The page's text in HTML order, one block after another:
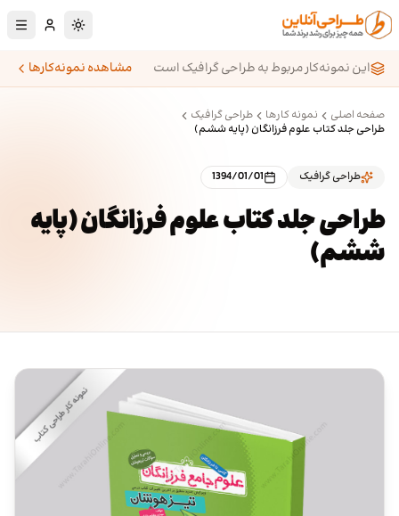
پرش به محتوای اصلی
تغییر به حالت
این نمونه‌کار مربوط به طراحی گرافیک است
مشاهده نمونه‌کارها
صفحه اصلی نمونه کارها
طراحی گرافیک
طراحی جلد کتاب علوم فرزانگان (پایه ششم)
طراحی گرافیک 1394/01/01
طراحی جلد کتاب علوم فرزانگان (پایه
ششم)